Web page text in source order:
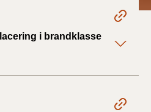
i brandklasse